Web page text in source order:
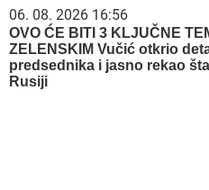
06. 08. 2026 16:56
OVO ĆE BITI 3 KLJUČNE
ZELENSKIM Vučić otkrio
predsednika i jasno rekao
Rusiji